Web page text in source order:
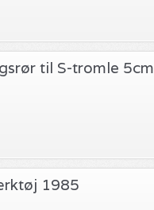
til S-tromle 5cm
1985